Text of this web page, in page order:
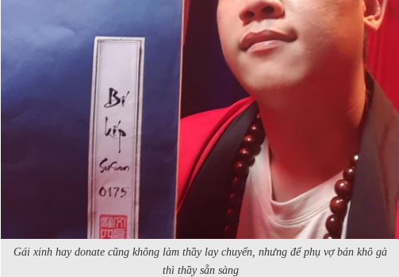
Gái xinh hay donate cũng không làm thầy lay chuyển, nhưng để phụ vợ bán khô gà
thì thầy sẵn sàng